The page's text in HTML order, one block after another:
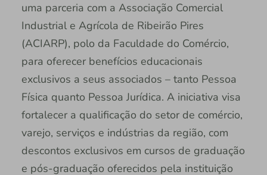
uma parceria com a Associação Comercial
Industrial e Agrícola de Ribeirão Pires
(ACIARP), polo da Faculdade do Comércio,
para oferecer benefícios educacionais
exclusivos a seus associados – tanto Pessoa
Física quanto Pessoa Jurídica. A iniciativa visa
fortalecer a qualificação do setor de comércio,
varejo, serviços e indústrias da região, com
descontos exclusivos em cursos de graduação
e pós-graduação oferecidos pela instituição